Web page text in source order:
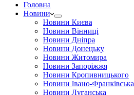
Головна
Новини
Новини Києва
Новини Вінниці
Новини Дніпра
Новини Донецьку
Новини Житомира
Новини Запоріжжя
Новини Кропивницького
Новини Івано-Франківська
Новини Луганська